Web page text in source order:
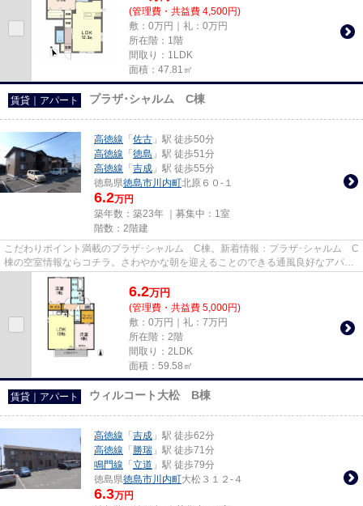
(管理費・共益費 4,500円)
敷：0万円｜礼：0万円
所在階：1階
間取り：1LDK
面積：47.81㎡
賃貸｜アパート プラザ･シャルム C棟
高徳線 「 佐古 」駅 徒歩50分
高徳線 「 徳島 」駅 徒歩51分
高徳線 「 吉成 」駅 徒歩55分
徳島県徳島市川内町北原６０-１
6.2万円
築年数：築23年 ｜募集中： 1室
階数：2階建
こだわりポイント満載のプラザ･シャルム C棟。新着情報：プラザ･シャルム C
棟の空室情報ならコチラ。さわやかな朝を迎えることのできる通風良好なアパー
ト。インターネット有り物件...
6.2万円
(管理費・共益費 5,000円)
敷：0万円｜礼：7万円
所在階：2階
間取り：2LDK
面積：59.58㎡
賃貸｜アパート ウィルコート大松 B棟
高徳線 「 吉成 」駅 徒歩62分
高徳線 「 勝瑞 」駅 徒歩71分
鳴門線 「 立道 」駅 徒歩79分
徳島県徳島市川内町大松３１２-４
6.3万円